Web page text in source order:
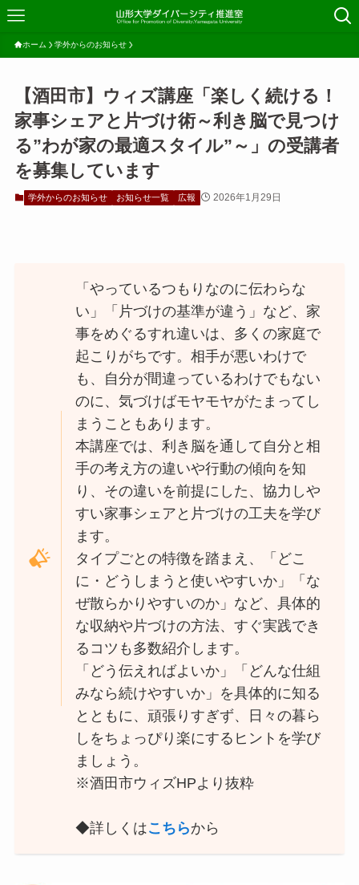
ホーム 学外からのお知らせ
【酒田市】ウィズ講座「楽しく続ける！
家事シェアと片づけ術～利き脳で見つけ
る”わが家の最適スタイル”～」の受講者
を募集しています
学外からのお知らせ お知らせ一覧 広報 2026年1月29日
「やっているつもりなのに伝わらな
い」「片づけの基準が違う」など、家
事をめぐるすれ違いは、多くの家庭で
起こりがちです。相手が悪いわけで
も、自分が間違っているわけでもない
のに、気づけばモヤモヤがたまってし
まうこともあります。
本講座では、利き脳を通して自分と相
手の考え方の違いや行動の傾向を知
り、その違いを前提にした、協力しや
すい家事シェアと片づけの工夫を学び
ます。
タイプごとの特徴を踏まえ、「どこ
に・どうしまうと使いやすいか」「な
ぜ散らかりやすいのか」など、具体的
な収納や片づけの方法、すぐ実践でき
るコツも多数紹介します。
「どう伝えればよいか」「どんな仕組
みなら続けやすいか」を具体的に知る
とともに、頑張りすぎず、日々の暮ら
しをちょっぴり楽にするヒントを学び
ましょう。
※酒田市ウィズHPより抜粋
◆詳しくはこちらから